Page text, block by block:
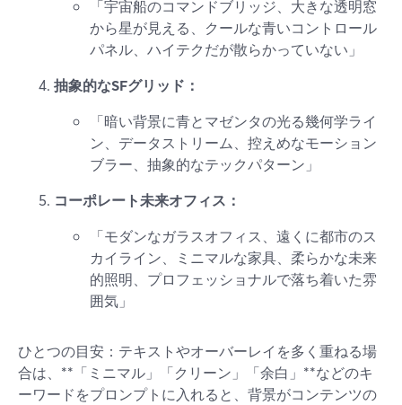
「宇宙船のコマンドブリッジ、大きな透明窓
から星が見える、クールな青いコントロール
パネル、ハイテクだが散らかっていない」
抽象的なSFグリッド：
「暗い背景に青とマゼンタの光る幾何学ライ
ン、データストリーム、控えめなモーション
ブラー、抽象的なテックパターン」
コーポレート未来オフィス：
「モダンなガラスオフィス、遠くに都市のス
カイライン、ミニマルな家具、柔らかな未来
的照明、プロフェッショナルで落ち着いた雰
囲気」
ひとつの目安：テキストやオーバーレイを多く重ねる場
合は、**「ミニマル」「クリーン」「余白」**などのキ
ーワードをプロンプトに入れると、背景がコンテンツの